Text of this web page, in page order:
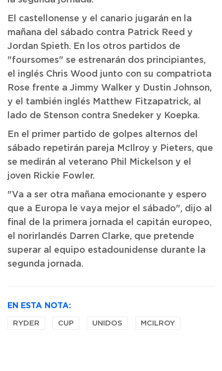
El castellonense y el canario jugarán en la
mañana del sábado contra Patrick Reed y
Jordan Spieth. En los otros partidos de
"foursomes" se estrenarán dos principiantes,
el inglés Chris Wood junto con su compatriota
Rose frente a Jimmy Walker y Dustin Johnson,
y el también inglés Matthew Fitzapatrick, al
lado de Stenson contra Snedeker y Koepka.
En el primer partido de golpes alternos del
sábado repetirán pareja McIlroy y Pieters, que
se medirán al veterano Phil Mickelson y el
joven Rickie Fowler.
"Va a ser otra mañana emocionante y espero
que a Europa le vaya mejor el sábado", dijo al
final de la primera jornada el capitán europeo,
el norirlandés Darren Clarke, que pretende
superar al equipo estadounidense durante la
segunda jornada.
EN ESTA NOTA:
RYDER CUP UNIDOS MCILROY